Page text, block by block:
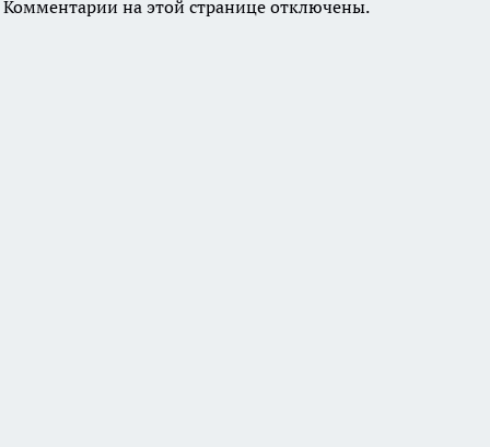
Комментарии на этой странице отключены.